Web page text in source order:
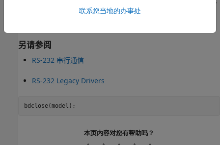
另请参阅
RS-232 串行通信
RS-232 Legacy Drivers
本页内容对您有帮助吗？
联系您当地的办事处